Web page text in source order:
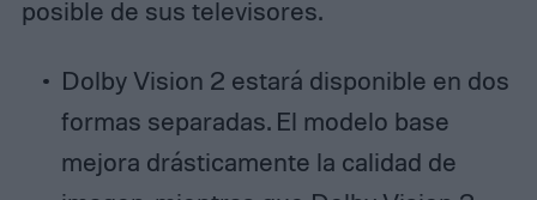
posible de sus televisores.
Dolby Vision 2 estará disponible en dos
formas separadas. El modelo base
mejora drásticamente la calidad de